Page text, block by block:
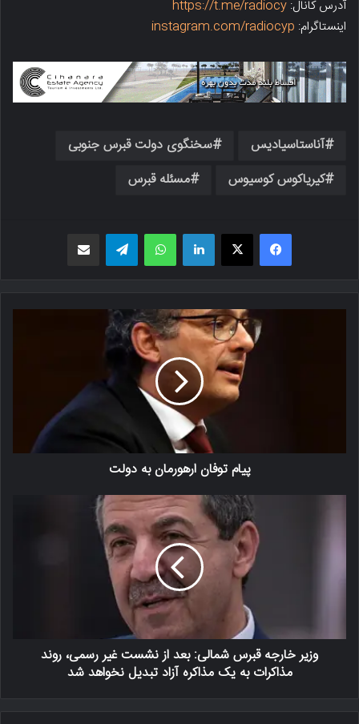
آدرس کانال: https://t.me/radiocy
اینستاگرام: instagram.com/radiocyp
آناستاسیادیس
سخنگوی دولت قبرس جنوبی
کیریاکوس کوسیوس
مسئله قبرس
فیسبوک X لینکدین واتس اپ تلگرام
پیام توفان ارهورمان به دولت
وزیر خارجه قبرس شمالی: بعد از نشست غیر رسمی، روند
مذاکرات به یک مذاکره آزاد تبدیل نخواهد شد